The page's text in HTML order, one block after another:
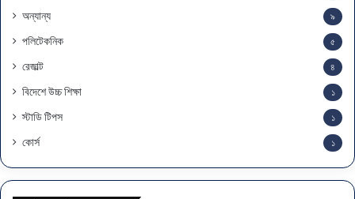
অন্যান্য ৯
পলিটেকনিক ৫
রেজাল্ট ৪
বিদেশে উচ্চ শিক্ষা ১
স্টাডি টিপস ১
কোর্স ১